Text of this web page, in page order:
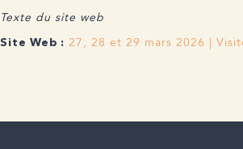
Texte du site web
Site Web : 27, 28 et 29 mars 2026 |